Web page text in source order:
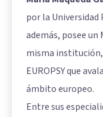
por la Universidad
además, posee
misma
EUROPSY que
ámbito europeo.
Entre sus